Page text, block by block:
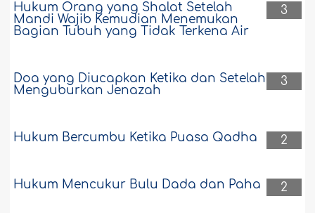
3
Hukum Orang yang Shalat Setelah
Mandi Wajib Kemudian Menemukan
Bagian Tubuh yang Tidak Terkena Air
3
Doa yang Diucapkan Ketika dan Setelah
Menguburkan Jenazah
2
Hukum Bercumbu Ketika Puasa Qadha
2
Hukum Mencukur Bulu Dada dan Paha